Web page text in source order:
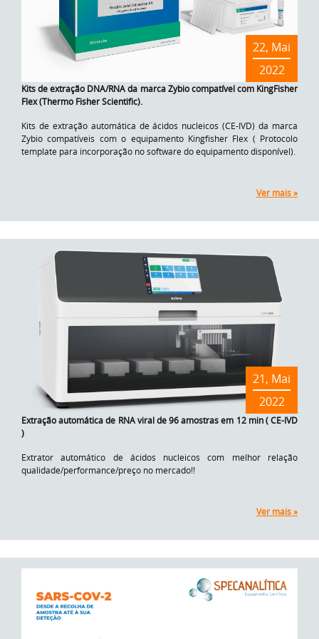
22, Mai
2022
Kits de extração DNA/RNA da marca Zybio compatível com KingFisher
Flex (Thermo Fisher Scientific).
Kits de extração automática de ácidos nucleicos (CE-IVD) da marca
Zybio compatíveis com o equipamento Kingfisher Flex ( Protocolo
template para incorporação no software do equipamento disponível).
Ver mais »
21, Mai
2022
Extração automática de RNA viral de 96 amostras em 12 min ( CE-IVD
)
Extrator automático de ácidos nucleicos com melhor relação
qualidade/performance/preço no mercado!!
Ver mais »